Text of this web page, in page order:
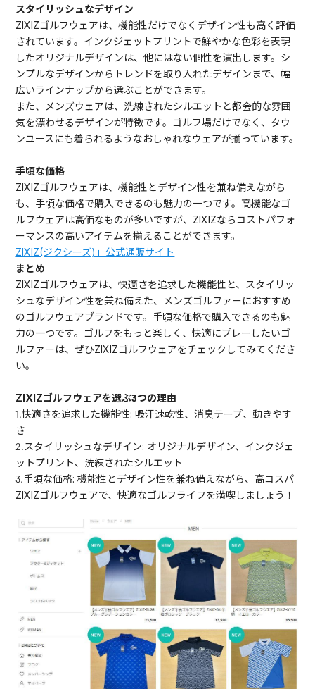
スタイリッシュなデザイン
ZIXIZゴルフウェアは、機能性だけでなくデザイン性も高く評価
されています。インクジェットプリントで鮮やかな色彩を表現
したオリジナルデザインは、他にはない個性を演出します。シ
ンプルなデザインからトレンドを取り入れたデザインまで、幅
広いラインナップから選ぶことができます。
また、メンズウェアは、洗練されたシルエットと都会的な雰囲
気を漂わせるデザインが特徴です。ゴルフ場だけでなく、タウ
ンユースにも着られるようなおしゃれなウェアが揃っています。
手頃な価格
ZIXIZゴルフウェアは、機能性とデザイン性を兼ね備えながら
も、手頃な価格で購入できるのも魅力の一つです。高機能なゴ
ルフウェアは高価なものが多いですが、ZIXIZならコストパフォ
ーマンスの高いアイテムを揃えることができます。
ZIXIZ(ジクシーズ)」公式通販サイト
まとめ
ZIXIZゴルフウェアは、快適さを追求した機能性と、スタイリッ
シュなデザイン性を兼ね備えた、メンズゴルファーにおすすめ
のゴルフウェアブランドです。手頃な価格で購入できるのも魅
力の一つです。ゴルフをもっと楽しく、快適にプレーしたいゴ
ルファーは、ぜひZIXIZゴルフウェアをチェックしてみてくださ
い。
ZIXIZゴルフウェアを選ぶ3つの理由
1.快適さを追求した機能性: 吸汗速乾性、消臭テープ、動きやす
さ
2.スタイリッシュなデザイン: オリジナルデザイン、インクジェ
ットプリント、洗練されたシルエット
3.手頃な価格: 機能性とデザイン性を兼ね備えながら、高コスパ
ZIXIZゴルフウェアで、快適なゴルフライフを満喫しましょう！